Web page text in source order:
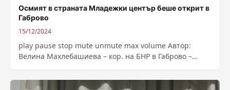
Осмият в страната Младежки център беше открит в
Габрово
15/12/2024
play pause stop mute unmute max volume Автор:
Велина Махлебашиева – кор. на БНР в Габрово –